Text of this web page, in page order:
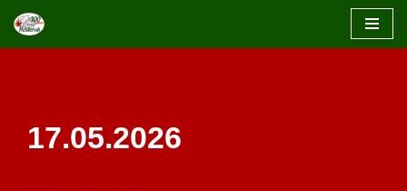
Zum
17.05.2026